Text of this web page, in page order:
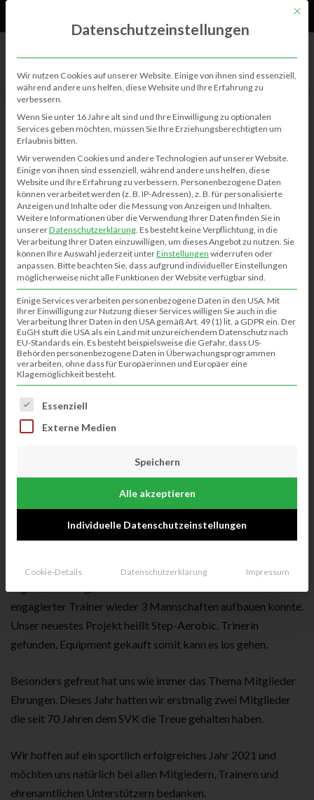
BERICHTE
Jahreshauptversammlung SVK
Sebastian Bollmann 12.10.2021 0 738
Pause wieder seine Jahreshauptversammlung mit knapp 50
mitgliedern abhalten. Sportlich gab es aus dem Jahr 2019
durch die Corona Pandemie leider nicht viel zu berichten. Seit
angeboten werden. Besonders freut es natürlich unsere
engagierter Trainer wieder 3 Mannschaften aufbauen konnte.
Unser neuestes Projekt heißt Step-Aerobic. Trinerin
gefunden, Equipment gekauft somit kann es los gehen.
Besonders gefreut hat uns wie immer das Thema Mitglieder
Ehrungen. Dieses Jahr hatten wir erstmalig zwei Mitglieder
die seit 70 Jahren dem SVK die Treue gehalten haben.
Wir hoffen auf ein sportlich erfolgreiches Jahr 2021 und
möchten uns natürlich bei allen Mitgiedern, Trainern und
ehrenamtlichen Unterstützern bedanken.
Mit
Datenschutzeinstellungen
Wir nutzen Cookies auf unserer Website. Einige von ihnen sind essenziell,
während andere uns helfen, diese Website und Ihre Erfahrung zu
verbessern.
Wenn Sie unter 16 Jahre alt sind und Ihre Einwilligung zu optionalen
Services geben möchten, müssen Sie Ihre Erziehungsberechtigten um
Erlaubnis bitten.
Wir verwenden Cookies und andere Technologien auf unserer Website.
Einige von ihnen sind essenziell, während andere uns helfen, diese
Website und Ihre Erfahrung zu verbessern. Personenbezogene Daten
können verarbeitet werden (z. B. IP-Adressen), z. B. für personalisierte
Anzeigen und Inhalte oder die Messung von Anzeigen und Inhalten.
Weitere Informationen über die Verwendung Ihrer Daten finden Sie in
unsererDatenschutzerklärung. Es besteht keine Verpflichtung, in die
Verarbeitung Ihrer Daten einzuwilligen, um dieses Angebot zu nutzen. Sie
können Ihre Auswahl jederzeit unterEinstellungen widerrufen oder
anpassen. Bitte beachten Sie, dass aufgrund individueller Einstellungen
möglicherweise nicht alle Funktionen der Website verfügbar sind.
Einige Services verarbeiten personenbezogene Daten in den USA. Mit
Ihrer Einwilligung zur Nutzung dieser Services willigen Sie auch in die
Verarbeitung Ihrer Daten in den USA gemäß Art. 49 (1) lit. a GDPR ein. Der
EuGH stuft die USA als ein Land mit unzureichendem Datenschutz nach
EU-Standards ein. Es besteht beispielsweise die Gefahr, dass US-
Behörden personenbezogene Daten in Überwachungsprogrammen
verarbeiten, ohne dass für Europäerinnen und Europäer eine
Klagemöglichkeit besteht.
Es folgt eine Liste der Service-Gruppen, für die eine
Essenziell
Externe Medien
Speichern
Alle akzeptieren
Individuelle Datenschutzeinstellungen
Cookie-Details Datenschutzerklärung Impressum